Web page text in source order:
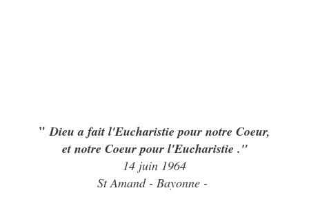
" Dieu a fait l'Eucharistie pour notre Coeur,
et notre Coeur pour l'Eucharistie ."
14 juin 1964
St Amand - Bayonne -